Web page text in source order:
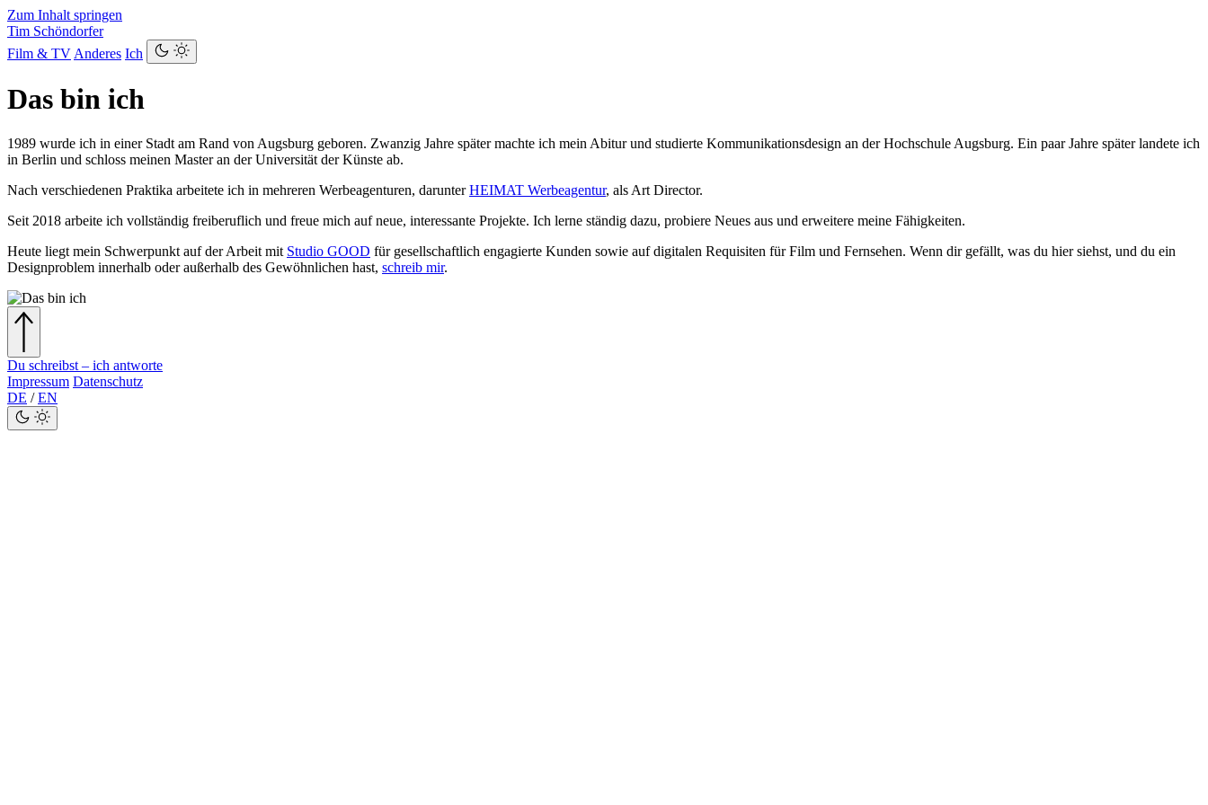
Zum Inhalt springen
Tim Schöndorfer
Film & TV Anderes Ich
Das bin ich
1989 wurde ich in einer Stadt am Rand von Augsburg geboren. Zwanzig Jahre später machte ich mein Abitur und studierte Kommunikationsdesign an der Hochschule Augsburg. Ein paar Jahre später landete ich
in Berlin und schloss meinen Master an der Universität der Künste ab.
Nach verschiedenen Praktika arbeitete ich in mehreren Werbeagenturen, darunterHEIMAT Werbeagentur, als Art Director.
Seit 2018 arbeite ich vollständig freiberuflich und freue mich auf neue, interessante Projekte. Ich lerne ständig dazu, probiere Neues aus und erweitere meine Fähigkeiten.
Heute liegt mein Schwerpunkt auf der Arbeit mit Studio GOOD für gesellschaftlich engagierte Kunden sowie auf digitalen Requisiten für Film und Fernsehen. Wenn dir gefällt, was du hier siehst, und du ein
Designproblem innerhalb oder außerhalb des Gewöhnlichen hast, schreib mir.
Du schreibst – ich antworte
Impressum Datenschutz
DE / EN